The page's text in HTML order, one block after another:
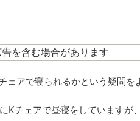
を含む場合があります
ェアで寝られるかという疑問を
Kチェアで昼寝をしていますが